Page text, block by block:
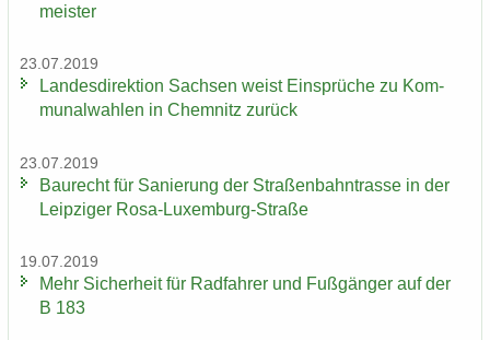
meis­ter
23.07.2019
Lan­des­di­rek­ti­on Sach­sen weist Ein­sprü­che zu Kom­
mu­nal­wah­len in Chem­nitz zu­rück
23.07.2019
Bau­recht für Sa­nie­rung der Stra­ßen­bahn­tras­se in der
Leip­zi­ger Rosa-​Luxemburg-Straße
19.07.2019
Mehr Si­cher­heit für Rad­fah­rer und Fuß­gän­ger auf der
B 183